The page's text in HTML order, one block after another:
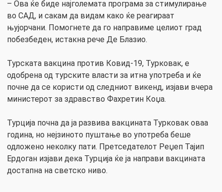
– Ова ќе биде најголемата програма за стимулирање
во САД, и сакам да видам како ќе реагираат
њујорчани. Помогнете да го направиме целиот град
побезбеден, истакна рече Де Блазио.
Турската вакцина против Ковид-19, Турковак, е
одобрена од турските власти за итна употреба и ќе
почне да се користи од следниот викенд, изјави вчера
министерот за здравство Фахретин Коџа.
Турција почна да ја развива вакцината Турковак оваа
година, но нејзиното пуштање во употреба беше
одложено неколку пати. Претседателот Реџеп Тајип
Ердоган изјави дека Турција ќе ја направи вакцината
достапна на светско ниво.